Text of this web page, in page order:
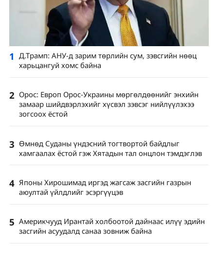
1 Д.Трамп: АНУ-д зарим төрлийн сум, зэвсгийн нөөц
харьцангуй хомс байна
2 Орос: Европ Орос-Украины мөргөлдөөнийг энхийн
замаар шийдвэрлэхийг хүсвэл зэвсэг нийлүүлэхээ
зогсоох ёстой
3 Өмнөд Суданы үндэсний тогтвортой байдлыг
хамгаалах ёстой гэж Хятадын тал онцлон тэмдэглэв
4 Японы Хирошимад иргэд жагсаж засгийн газрын
аюултай үйлдлийг эсэргүүцэв
5 Америкчууд Ирантай холбоотой дайнаас илүү эдийн
засгийн асуудалд санаа зовниж байна